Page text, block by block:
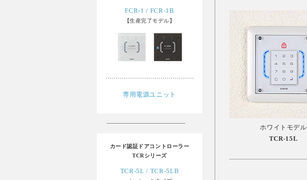
FCR-1 / FCR-1B
【生産完了モデル】
専用電源ユニット
カード認証ドアコントローラー
TCRシリーズ
TCR-5L / TCR-5LB
ホワイトモデル
TCR-15L